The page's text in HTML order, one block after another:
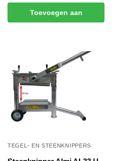
Toevoegen aan
TEGEL- EN STEENKNIPPERS